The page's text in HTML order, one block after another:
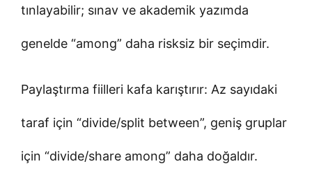
tınlayabilir; sınav ve akademik yazımda
genelde “among” daha risksiz bir seçimdir.
Paylaştırma fiilleri kafa karıştırır: Az sayıdaki
taraf için “divide/split between”, geniş gruplar
için “divide/share among” daha doğaldır.